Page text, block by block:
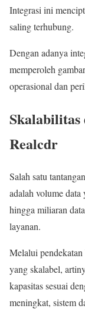
Integrasi ini
saling terhubung.
Dengan adanya
memperoleh
operasional dan
Skalabilitas
Realcdr
Salah satu
adalah volume
hingga miliaran
layanan.
Melalui pendekatan
yang skalabel,
kapasitas sesuai
meningkat, sistem